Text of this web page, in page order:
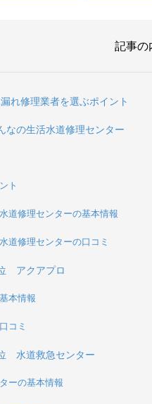
記事の
れ修理業者を選ぶポイント
なの生活水道修理センター
ト
道修理センターの基本情報
道修理センターの口コミ
アクアプロ
本情報
コミ
水道救急センター
ーの基本情報